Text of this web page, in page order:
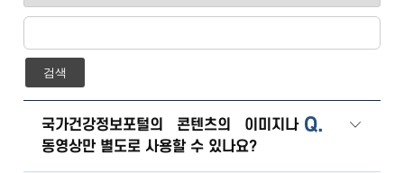
검색
Q.
국가건강정보포털의 콘텐츠의 이미지나
동영상만 별도로 사용할 수 있나요?